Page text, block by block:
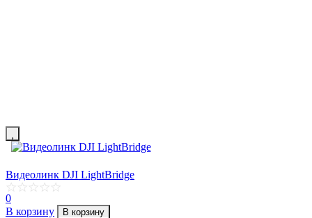
Видеолинк DJI LightBridge
0
В корзину
В корзину